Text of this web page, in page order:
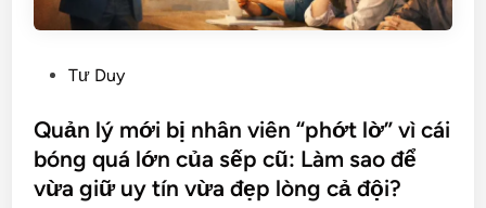
Tư Duy
Quản lý mới bị nhân viên “phớt lờ” vì cái
bóng quá lớn của sếp cũ: Làm sao để
vừa giữ uy tín vừa đẹp lòng cả đội?